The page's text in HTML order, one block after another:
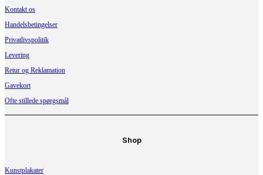
Kontakt os
Handelsbetingelser
Privatlivspolitik
Levering
Retur og Reklamation
Gavekort
Ofte stillede spørgsmål
Shop
Kunstplakater